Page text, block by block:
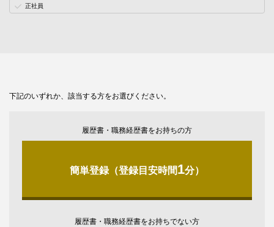
正社員
下記のいずれか、該当する方をお選びください。
履歴書・職務経歴書をお持ちの方
簡単登録（登録目安時間1分）
履歴書・職務経歴書をお持ちでない方